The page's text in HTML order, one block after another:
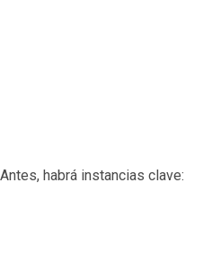
habrá instancias clave: